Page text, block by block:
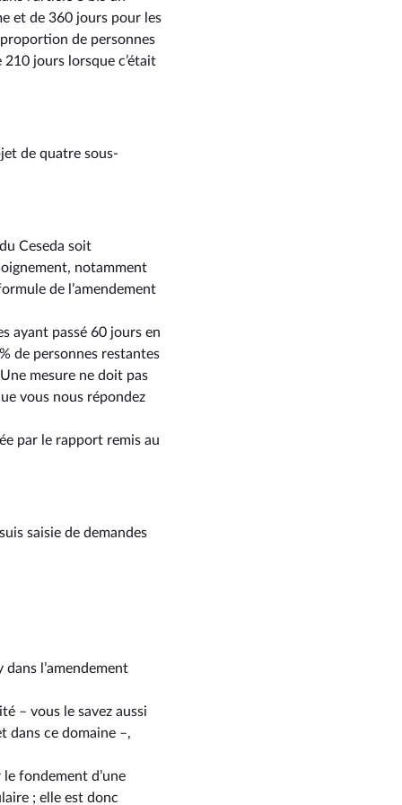
et de 360 jours pour les
de personnes
jours lorsque c’était
de quatre sous-
Ceseda soit
notamment
de l’amendement
ayant passé 60 jours en
de personnes restantes
mesure ne doit pas
vous nous répondez
par le rapport remis au
saisie de demandes
l’amendement
–⁠ vous le savez aussi
dans ce domaine –,
fondement d’une
; elle est donc